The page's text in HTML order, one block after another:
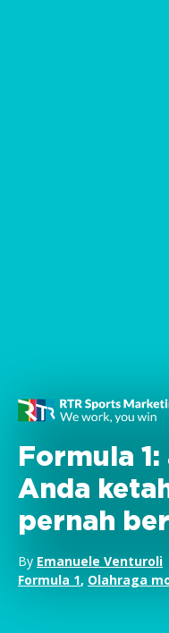
Formula
Anda
pernah
By Emanuele Venturoli
Formula 1, Olahraga